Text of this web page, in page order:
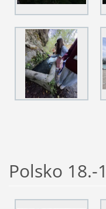
Polsko 18.-